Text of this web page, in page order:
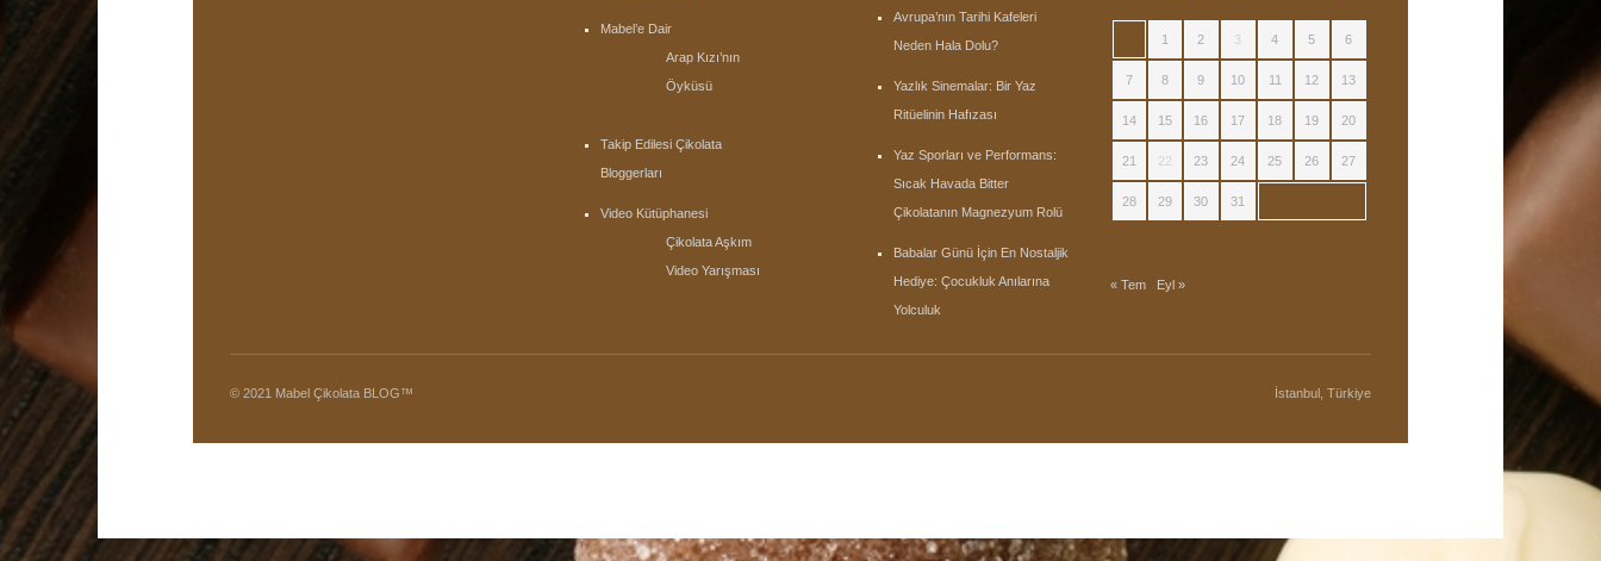
Mabel’e Dair
Arap Kızı’nın
Öyküsü
Takip Edilesi Çikolata
Bloggerları
Video Kütüphanesi
Çikolata Aşkım
Video Yarışması
Avrupa’nın Tarihi Kafeleri
Neden Hala Dolu?
Yazlık Sinemalar: Bir Yaz
Ritüelinin Hafızası
Yaz Sporları ve Performans:
Sıcak Havada Bitter
Çikolatanın Magnezyum Rolü
Babalar Günü İçin En Nostaljik
Hediye: Çocukluk Anılarına
Yolculuk
1 2 3 4 5 6
7 8 9 10 11 12 13
14 15 16 17 18 19 20
21 22 23 24 25 26 27
28 29 30 31
« Tem Eyl »
© 2021 Mabel Çikolata BLOG™ İstanbul, Türkiye